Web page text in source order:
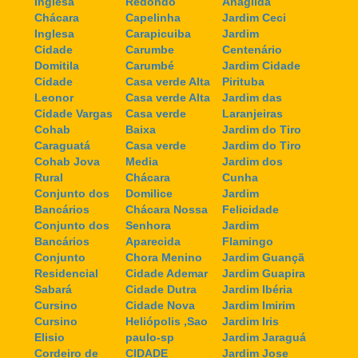
Chácara
Inglesa
Cidade
Domitila
Cidade
Leonor
Cidade Vargas
Cohab
Caraguatá
Cohab Jova
Rural
Conjunto dos
Bancários
Conjunto dos
Bancários
Conjunto
Residencial
Sabará
Cursino
Cursino
Elisio
Cordeiro de
Capelinha
Carapicuiba
Carumbe
Carumbé
Casa verde Alta
Casa verde Alta
Casa verde
Baixa
Casa verde
Media
Chácara
Domilice
Chácara Nossa
Senhora
Aparecida
Chora Menino
Cidade Ademar
Cidade Dutra
Cidade Nova
Heliópolis ,Sao
paulo-sp
CIDADE
Jardim Ceci
Jardim
Centenário
Jardim Cidade
Pirituba
Jardim das
Laranjeiras
Jardim do Tiro
Jardim do Tiro
Jardim dos
Cunha
Jardim
Felicidade
Jardim
Flamingo
Jardim Guançã
Jardim Guapira
Jardim Ibéria
Jardim Imirim
Jardim Iris
Jardim Jaraguá
Jardim Jose